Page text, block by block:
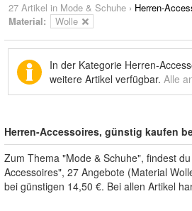
27 Artikel in Mode & Schuhe › Herren-
Material:
Wolle
In der Kategorie Herren-
weitere Artikel verfügbar. Alle
Herren-Accessoires, günstig kaufen
Zum Thema "Mode & Schuhe", findest
Accessoires", 27 Angebote (Material
bei günstigen 14,50 €. Bei allen Artikel